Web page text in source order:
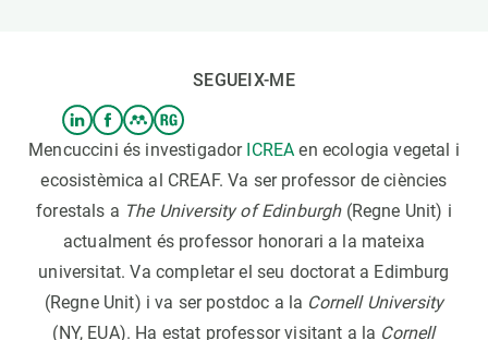
SEGUEIX-ME
Mencuccini és investigador ICREA en ecologia vegetal i
ecosistèmica al CREAF. Va ser professor de ciències
forestals a The University of Edinburgh(Regne Unit) i
actualment és professor honorari a la mateixa
universitat. Va completar el seu doctorat a Edimburg
(Regne Unit) i va ser postdoc a la Cornell University
(NY, EUA). Ha estat professor visitant a la Cornell